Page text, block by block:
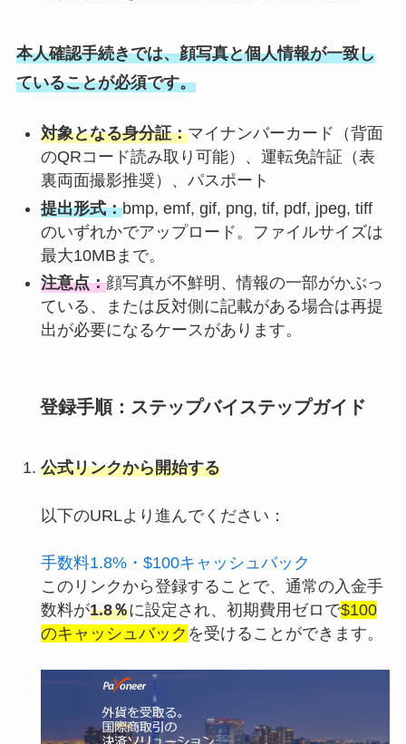
本人確認手続きでは、顔写真と個人情報が一致し
ていることが必須です。
対象となる身分証：マイナンバーカード（背面
のQRコード読み取り可能）、運転免許証（表
裏両面撮影推奨）、パスポート
提出形式：bmp, emf, gif, png, tif, pdf, jpeg, tiff
のいずれかでアップロード。ファイルサイズは
最大10MBまで。
注意点：顔写真が不鮮明、情報の一部がかぶっ
ている、または反対側に記載がある場合は再提
出が必要になるケースがあります。
登録手順：ステップバイステップガイド
公式リンクから開始する
以下のURLより進んでください：
手数料1.8%・$100キャッシュバック
このリンクから登録することで、通常の入金手
数料が1.8％に設定され、初期費用ゼロで$100
のキャッシュバック を受けることができます。